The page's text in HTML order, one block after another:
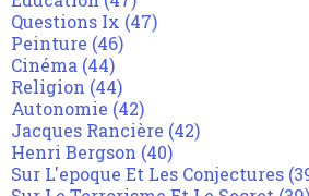
Questions Ix (47)
Peinture (46)
Cinéma (44)
Religion (44)
Autonomie (42)
Jacques Rancière (42)
Henri Bergson (40)
Sur L'epoque Et Les Conjectures